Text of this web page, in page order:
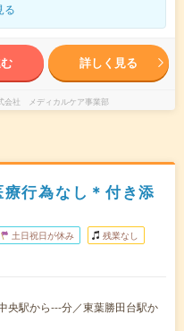
る
詳しく見る
会社 メディカルケア事業部
行為なし＊付き添
土日祝日が休み 残業なし
央駅から---分／東葉勝田台駅か